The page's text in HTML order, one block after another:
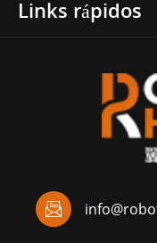
Links rápidos
